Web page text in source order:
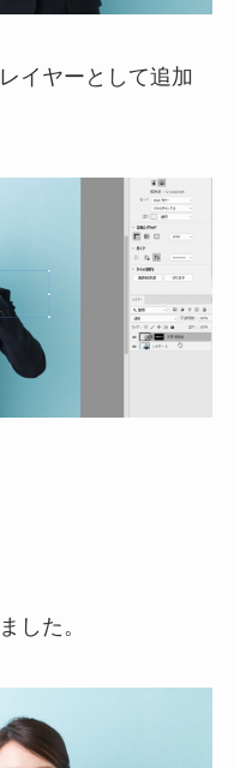
イヤーとして追加
した。